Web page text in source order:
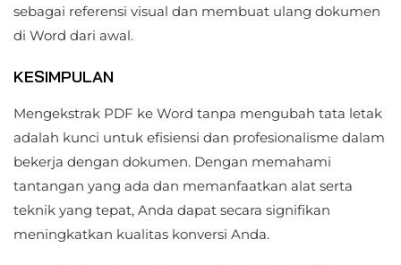
sebagai referensi visual dan membuat ulang dokumen
di Word dari awal.
KESIMPULAN
Mengekstrak PDF ke Word tanpa mengubah tata letak
adalah kunci untuk efisiensi dan profesionalisme dalam
bekerja dengan dokumen. Dengan memahami
tantangan yang ada dan memanfaatkan alat serta
teknik yang tepat, Anda dapat secara signifikan
meningkatkan kualitas konversi Anda.